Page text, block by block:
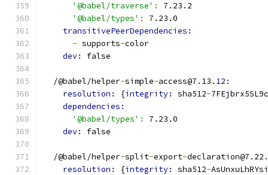
'@babel/traverse' :
7.23.2
'@babel/types' :
7.23.0
transitivePeerDependencies:
- supports-color
dev: false
  /@babel/helper
-simple-access@7.13. 12:
resolution:
{integrity: sha512-
dependencies:
'@babel/types' :
7.23.0
dev: false
  /@babel/helper
-split-export-declaration@7.22.
resolution:
{integrity: sha512-